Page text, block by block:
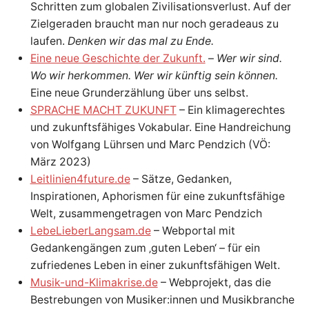
T
U
N
T
E
R
G
A
N
G
a
n
u
o
h
g
e
r
a
d
e
a
u
s
u
l
a
f
n
Schritten zum globalen Zivilisationsverlust. Auf der
Zielgeraden braucht man nur noch geradeaus zu
laufen. Denken wir das mal zu Ende.
Eine neue Geschichte der Zukunft. – Wer wir sind.
Wo wir herkommen. Wer wir künftig sein können.
Eine neue Grunderzählung über uns selbst.
SPRACHE MACHT ZUKUNFT– Ein klimagerechtes
und zukunftsfähiges Vokabular. Eine Handreichung
von Wolfgang Lührsen und Marc Pendzich (VÖ:
März 2023)
Leitlinien4future.de– Sätze, Gedanken,
Inspirationen, Aphorismen für eine zukunftsfähige
Welt, zusammengetragen von Marc Pendzich
LebeLieberLangsam.de– Webportal mit
Gedankengängen zum ‚guten Leben‘ – für ein
zufriedenes Leben in einer zukunftsfähigen Welt.
Musik-und-Klimakrise.de– Webprojekt, das die
Bestrebungen von Musiker:innen und Musikbranche